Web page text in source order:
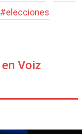
#elecciones
Voiz